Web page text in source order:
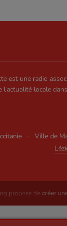
est une radio
l'actualité locale
· Ville de
propose de créer